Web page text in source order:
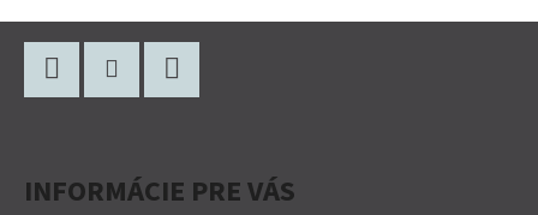
INFORMÁCIE PRE VÁS